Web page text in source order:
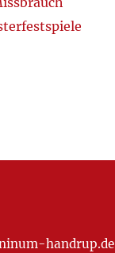
handrup.de